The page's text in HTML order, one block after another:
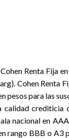
Renta Fija
Cohen Renta
pesos para las
crediticia
nacional en
rango BBB o A3